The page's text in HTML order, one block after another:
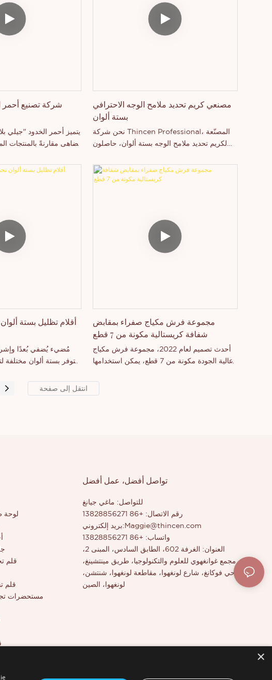
تشمل منتجاتنا منتجات
ومكياج الوجه،
لمناقشة إنشاء خط
شركة تصنيع أحمر
يتميز أحمر الخدود "جيلي
تُضاهى مقارنةً بالمنتجات
طيبة. وقد حرصت شركة
مصنعي كريم تحديد ملامح الوجه الاحترافي
بستة ألوان
نحن شركة Thincen Professional، المصنّعة
لكريم تحديد ملامح الوجه بستة ألوان، حاصلون
الدولية للتوحيد القياسي) وشهادة إدارة الغذاء
والدواء الأمريكية (FDA). جميع منتجاتنا نباتية ولم
أقلام تظليل بستة
مُضيء يُضفي بُعدًا
متوفر بستة ألوان مختلفة
ودمجه دون تكتل أو
لتعديل ظلال العيون،
مجموعة فرش مكياج صفراء بمقابض
شفافة كريستالية مكونة من 7 قطع
أحدث تصميم لعام 2022، مجموعة فرش مكياج
عالية الجودة مكونة من 7 قطع، يمكن استخدامها
لوحة
قلم
قلم
مستحضرات
تواصل أفضل، عمل أفضل
للتواصل: ماغي جيانغ
رقم الاتصال: +86 13828856271
بريد إلكتروني: Maggie@thincen.com
واتساب: +86 13828856271
العنوان: الغرفة 602، الطابق السادس، المبنى 2،
مجمع غوانغهوي للعلوم والتكنولوجيا، طريق مينتشينغ،
حي فوكانغ، شارع لونغهوا، مقاطعة لونغهوا، شنتشن،
لونغهوا، الصين
×